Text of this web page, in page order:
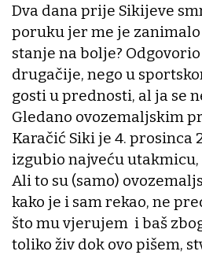
Dva dana prije Sikijeve
poruku jer me je
stanje na bolje?
drugačije, nego u
gosti u prednosti, al ja se
Gledano ovozemaljskim
Karačić Siki je 4. prosinca
izgubio najveću utakmicu,
Ali to su (samo)
kako je i sam rekao, ne
što mu vjerujem i baš
toliko živ dok ovo pišem,